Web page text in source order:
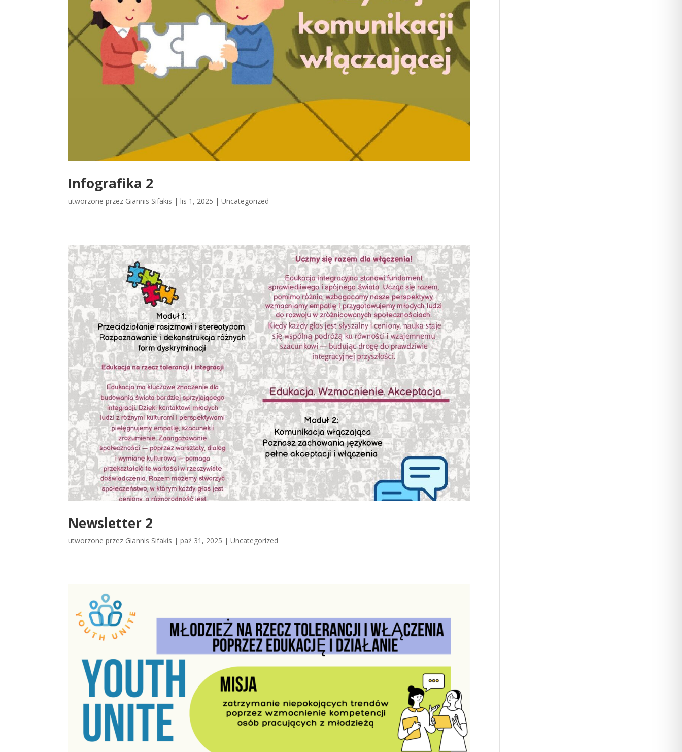
Infografika 2
utworzone przez Giannis Sifakis |lis 1, 2025 |Uncategorized
Newsletter 2
utworzone przez Giannis Sifakis |paź 31, 2025 |Uncategorized